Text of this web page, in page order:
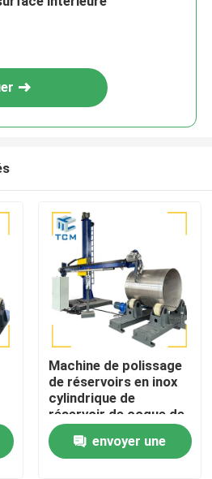
Machine de polissage
de réservoirs en inox
cylindrique de
réservoir de coque de
surface intérieure de
polisseur de métal
envoyer une